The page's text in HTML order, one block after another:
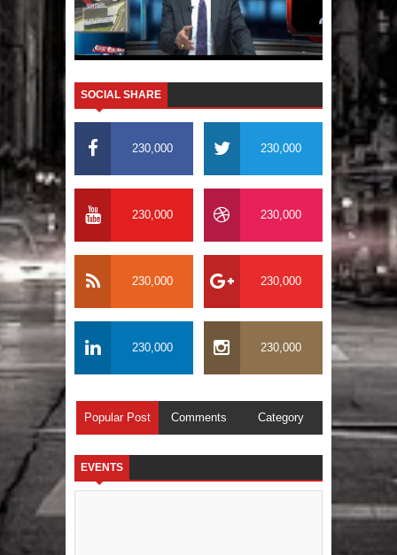
SOCIAL SHARE
230,000 230,000
230,000 230,000
230,000 230,000
230,000 230,000
Popular Post Comments Category
EVENTS